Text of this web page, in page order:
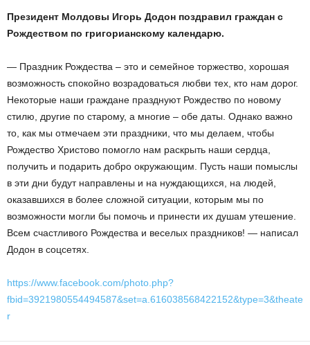
Президент Молдовы Игорь Додон поздравил граждан с
Рождеством по григорианскому календарю.
— Праздник Рождества – это и семейное торжество, хорошая
возможность спокойно возрадоваться любви тех, кто нам дорог.
Некоторые наши граждане празднуют Рождество по новому
стилю, другие по старому, а многие – обе даты. Однако важно
то, как мы отмечаем эти праздники, что мы делаем, чтобы
Рождество Христово помогло нам раскрыть наши сердца,
получить и подарить добро окружающим. Пусть наши помыслы
в эти дни будут направлены и на нуждающихся, на людей,
оказавшихся в более сложной ситуации, которым мы по
возможности могли бы помочь и принести их душам утешение.
Всем счастливого Рождества и веселых праздников! — написал
Додон в соцсетях.
https://www.facebook.com/photo.php?
fbid=3921980554494587&set=a.616038568422152&type=3&theate
r